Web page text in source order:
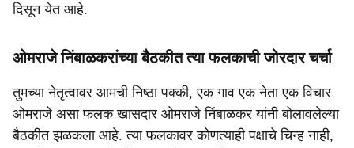
दिसून येत आहे.
ओमराजे निंबाळकरांच्या बैठकीत त्या फलकाची जोरदार चर्चा
तुमच्या नेतृत्वावर आमची निष्ठा पक्की, एक गाव एक नेता एक विचार
ओमराजे असा फलक खासदार ओमराजे निंबाळकर यांनी बोलावलेल्या
बैठकीत झळकला आहे. त्या फलकावर कोणत्याही पक्षाचे चिन्ह नाही,